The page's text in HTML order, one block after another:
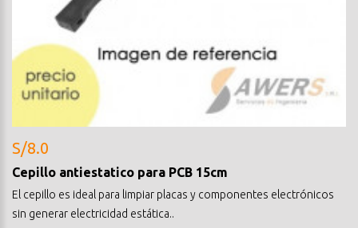
S/8.0
Cepillo antiestatico para PCB 15cm
El cepillo es ideal para limpiar placas y componentes electrónicos
sin generar electricidad estática..